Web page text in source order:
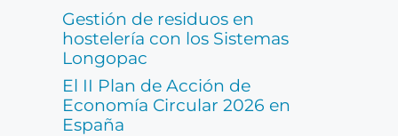
Gestión de residuos en
hostelería con los Sistemas
Longopac
El II Plan de Acción de
Economía Circular 2026 en
España